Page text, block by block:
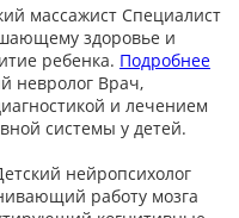
массажист Специалист
здоровье и
ребенка. Подробнее
невролог Врач,
и лечением
системы у детей.
нейропсихолог
работу мозга